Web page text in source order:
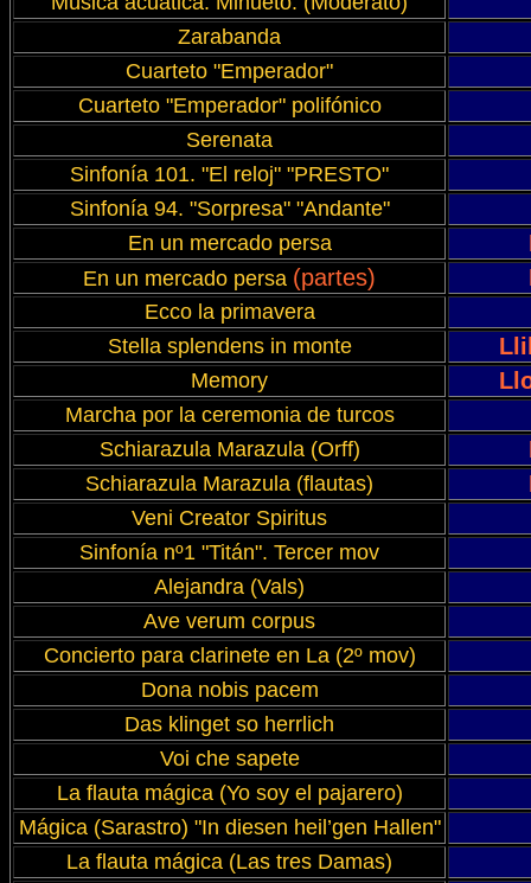
Zarabanda
Cuarteto "Emperador"
Cuarteto "Emperador" polifónico
Serenata
Sinfonía 101. "El reloj" "PRESTO"
Sinfonía 94. "Sorpresa" "Andante"
En un mercado persa
En un mercado persa (partes)
Ecco la primavera
Stella splendens in monte
Memory
Marcha por la ceremonia de turcos
Schiarazula Marazula (Orff)
Schiarazula Marazula (flautas)
Veni Creator Spiritus
Sinfonía nº1 "Titán". Tercer mov
Alejandra (Vals)
Ave verum corpus
Concierto para clarinete en La (2º mov)
Dona nobis pacem
Das klinget so herrlich
Voi che sapete
La flauta mágica (Yo soy el pajarero)
Mágica (Sarastro) "In diesen heil’gen Hallen"
La flauta mágica (Las tres Damas)